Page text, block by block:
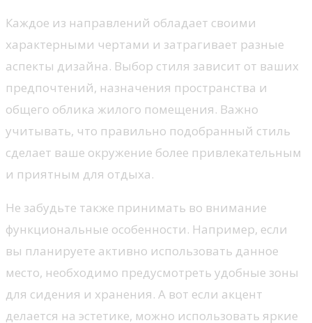
Каждое из направлений обладает своими
характерными чертами и затрагивает разные
аспекты дизайна. Выбор стиля зависит от ваших
предпочтений, назначения пространства и
общего облика жилого помещения. Важно
учитывать, что правильно подобранный стиль
сделает ваше окружение более привлекательным
и приятным для отдыха.
Не забудьте также принимать во внимание
функциональные особенности. Например, если
вы планируете активно использовать данное
место, необходимо предусмотреть удобные зоны
для сидения и хранения. А вот если акцент
делается на эстетике, можно использовать яркие